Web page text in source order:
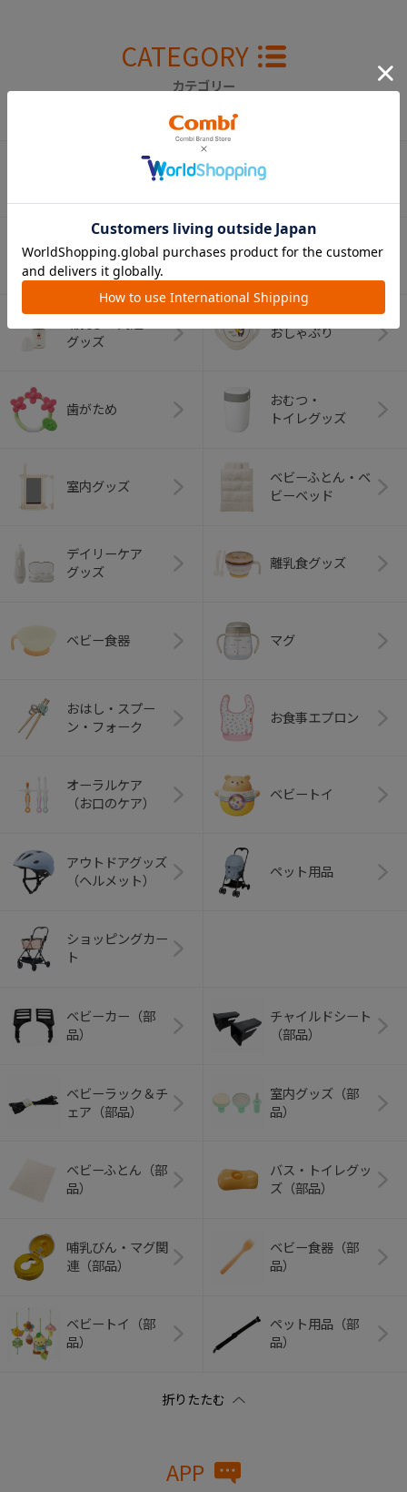
CATEGORY
カテゴリー
ベビーラック＆
ベビーチェア
抱っこひも
グッズ
おしゃぶり
歯がため
おむつ・
トイレグッズ
室内グッズ
ベビーふとん・ベ
ビーベッド
デイリーケア
グッズ
離乳食グッズ
ベビー食器 マグ
おはし・スプー
ン・フォーク
お食事エプロン
オーラルケア
（お口のケア）
ベビートイ
アウトドアグッズ
（ヘルメット）
ペット用品
ショッピングカー
ト
ベビーカー（部
品）
チャイルドシート
（部品）
ベビーラック＆チ
ェア（部品）
室内グッズ（部
品）
ベビーふとん（部
品）
バス・トイレグッ
ズ（部品）
哺乳びん・マグ関
連（部品）
ベビー食器（部
品）
ベビートイ（部
品）
ペット用品（部
品）
APP